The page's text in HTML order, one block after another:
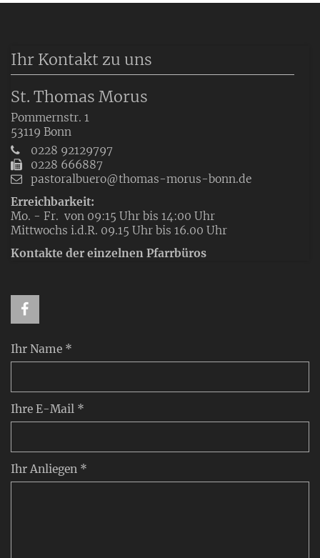
Ihr Name *
Ihre E-Mail *
Ihr Anliegen *
Ihr Kontakt zu uns
St. Thomas Morus
Pommernstr. 1
53119 Bonn
0228 92129797
0228 666887
pastoralbuero@thomas-morus-bonn.de
Erreichbarkeit:
Mo. - Fr. von 09:15 Uhr bis 14:00 Uhr
Mittwochs i.d.R. 09.15 Uhr bis 16.00 Uhr
Kontakte der einzelnen Pfarrbüros